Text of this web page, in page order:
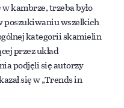
kambrze, trzeba było
poszukiwaniu wszelkich
kategorii skamielin
przez układ
podjęli się autorzy
się w „Trends in